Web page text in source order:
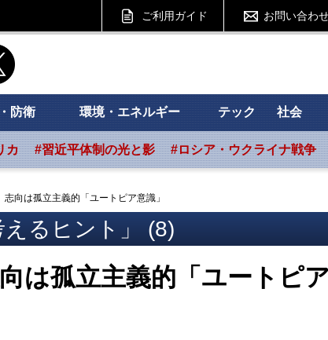
ご利用ガイド お問い合わ
フォーサイト
防衛 環境・エネルギー テック 社会
カ #習近平体制の光と影 #ロシア・ウクライナ戦争
向は孤立主義的「ユートピア意識」
るヒント」 (8)
は孤立主義的「ユートピア